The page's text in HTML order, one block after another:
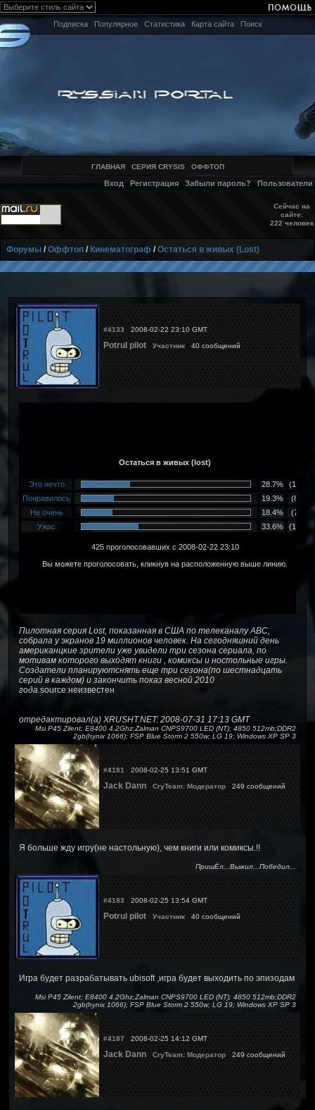
Подписка Популярное Статистика Карта сайта Поиск
ГЛАВНАЯ СЕРИЯ CRYSIS ОФФТОП
Вход Регистрация Забыли пароль? Пользователи
Сейчас на
сайте:
222 человек
Форумы /Оффтоп / Кинематограф /Остаться в живых (Lost)
#4133 2008-02-22 23:10 GMT
Potrul pilot Участник 40 сообщений
Пилотная серия Lost, показанная в США по телеканалу ABC,
собрала у экранов 19 миллионов человек. На сегодняшний день
американцкие зрители уже увидели три сезона сериала, по
мотивам которого выходят книги , комиксы и ностольные игры.
Создатели планируютснять еще три сезона(по шестнадцать
серий в каждом) и закончить показ весной 2010
года.source:неизвестен
отредактировал(а) XRUSHT.NET: 2008-07-31 17:13 GMT
Msi P45 Zilent; E8400 4.2Ghz;Zalman CNPS9700 LED (NT); 4850 512mb;DDR2
2gb(hynix 1066); FSP Blue Storm 2 550w; LG 19; Windows XP SP 3
#4181 2008-02-25 13:51 GMT
Jack Dann CryTeam: Модератор 249 сообщений
Я больше жду игру(не настольную), чем книги или комиксы.!!
ПришЁл...Выжил...Победил...
#4183 2008-02-25 13:54 GMT
Potrul pilot Участник 40 сообщений
Игра будет разрабатывать ubisoft ,игра будет выходить по эпизодам
Msi P45 Zilent; E8400 4.2Ghz;Zalman CNPS9700 LED (NT); 4850 512mb;DDR2
2gb(hynix 1066); FSP Blue Storm 2 550w; LG 19; Windows XP SP 3
#4187 2008-02-25 14:12 GMT
Jack Dann CryTeam: Модератор 249 сообщений